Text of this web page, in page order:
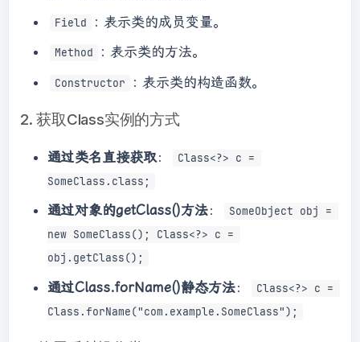
Field : 表示类的成员变量。
Method : 表示类的方法。
Constructor : 表示类的构造函数。
2. 获取Class实例的方式
通过类名直接获取：
Class<?> c =
SomeClass.class;
通过对象的getClass()方法：
SomeObject obj =
new SomeClass(); Class<?> c =
obj.getClass();
通过Class.forName()静态方法：
Class<?> c =
Class.forName("com.example.SomeClass");